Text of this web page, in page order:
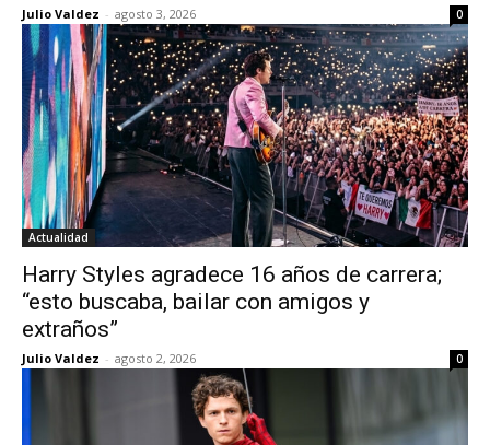
Julio Valdez - agosto 3, 2026 0
Actualidad
Harry Styles agradece 16 años de carrera;
“esto buscaba, bailar con amigos y
extraños”
Julio Valdez - agosto 2, 2026 0